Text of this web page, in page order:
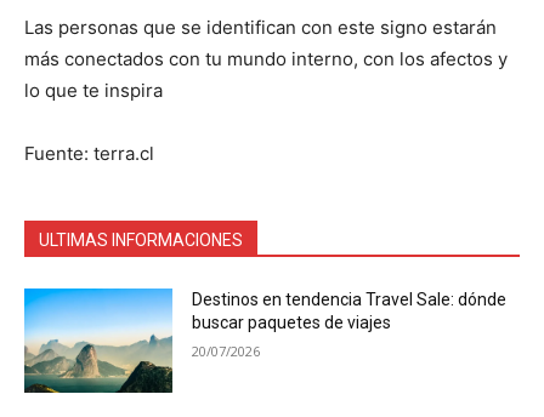
Las personas que se identifican con este signo estarán
más conectados con tu mundo interno, con los afectos y
lo que te inspira
Fuente: terra.cl
ULTIMAS INFORMACIONES
Destinos en tendencia Travel Sale: dónde
buscar paquetes de viajes
20/07/2026